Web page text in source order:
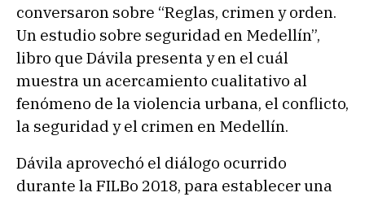
conversaron sobre “Reglas, crimen y orden.
Un estudio sobre seguridad en Medellín”,
libro que Dávila presenta y en el cuál
muestra un acercamiento cualitativo al
fenómeno de la violencia urbana, el conflicto,
la seguridad y el crimen en Medellín.
Dávila aprovechó el diálogo ocurrido
durante la FILBo 2018, para establecer una